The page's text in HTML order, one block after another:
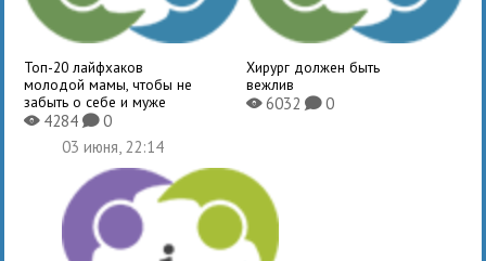
Топ-20 лайфхаков
молодой мамы, чтобы не
забыть о себе и муже
X4284K0
Хирург должен быть
вежлив
X6032 K0
03 июня, 22:14